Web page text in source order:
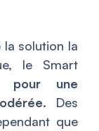
solution la
le Smart
pour une
. Des
que